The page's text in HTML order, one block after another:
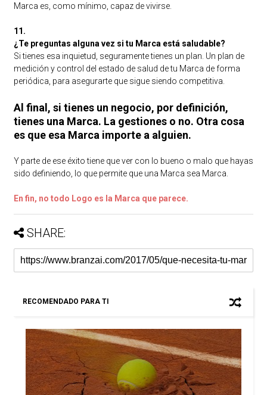
Marca es, como mínimo, capaz de vivirse.
11.
¿Te preguntas alguna vez si tu Marca está saludable?
Si tienes esa inquietud, seguramente tienes un plan. Un plan de
medición y control del estado de salud de tu Marca de forma
periódica, para asegurarte que sigue siendo competitiva.
Al final, si tienes un negocio, por definición,
tienes una Marca. La gestiones o no. Otra cosa
es que esa Marca importe a alguien.
Y parte de ese éxito tiene que ver con lo bueno o malo que hayas
sido definiendo, lo que permite que una Marca sea Marca.
En fin, no todo Logo es la Marca que parece.
SHARE:
RECOMENDADO PARA TI